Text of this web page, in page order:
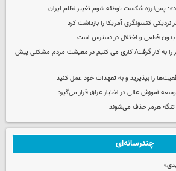
پس‌لرزه شکست توطئه شوم تغییر نظام ایران
نزدیکی کنسولگری آمریکا را بازداشت کرد
بدون قطعی و اختلال در دسترس است
را به کار گرفت/ کاری می کنیم در معیشت مردم مشکلی پیش
را بپذیرید و به تعهدات خود عمل کنید
آموزش عالی در اختیار عراق قرار می‌گیرد
تنگه هرمز حذف می‌شوند
چندرسانه‌ای